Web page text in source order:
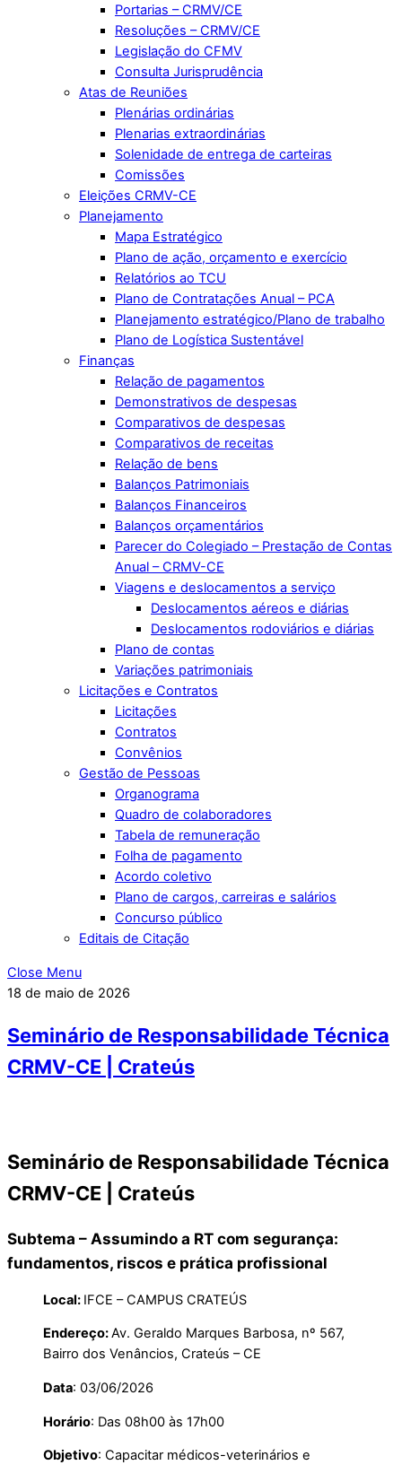
Portarias – CRMV/CE
Resoluções – CRMV/CE
Legislação do CFMV
Consulta Jurisprudência
Atas de Reuniões
Plenárias ordinárias
Plenarias extraordinárias
Solenidade de entrega de carteiras
Comissões
Eleições CRMV-CE
Planejamento
Mapa Estratégico
Plano de ação, orçamento e exercício
Relatórios ao TCU
Plano de Contratações Anual – PCA
Planejamento estratégico/Plano de trabalho
Plano de Logística Sustentável
Finanças
Relação de pagamentos
Demonstrativos de despesas
Comparativos de despesas
Comparativos de receitas
Relação de bens
Balanços Patrimoniais
Balanços Financeiros
Balanços orçamentários
Parecer do Colegiado – Prestação de Contas
Anual – CRMV-CE
Viagens e deslocamentos a serviço
Deslocamentos aéreos e diárias
Deslocamentos rodoviários e diárias
Plano de contas
Variações patrimoniais
Licitações e Contratos
Licitações
Contratos
Convênios
Gestão de Pessoas
Organograma
Quadro de colaboradores
Tabela de remuneração
Folha de pagamento
Acordo coletivo
Plano de cargos, carreiras e salários
Concurso público
Editais de Citação
Close Menu
18 de maio de 2026
Seminário de Responsabilidade Técnica
CRMV-CE | Crateús
Seminário de Responsabilidade Técnica
CRMV-CE | Crateús
Subtema – Assumindo a RT com segurança:
fundamentos, riscos e prática profissional
Local: IFCE – CAMPUS CRATEÚS
Endereço:Av. Geraldo Marques Barbosa, nº 567,
Bairro dos Venâncios, Crateús – CE
Data: 03/06/2026
Horário: Das 08h00 às 17h00
Objetivo: Capacitar médicos-veterinários e